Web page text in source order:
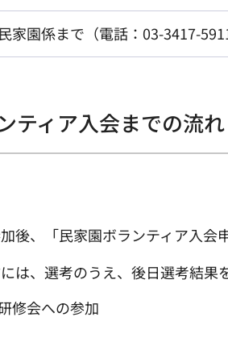
民家園係まで（電話：03-3417-
ティア入会までの流れ
後、「民家園ボランティア入会
は、選考のうえ、後日選考結果
修会への参加